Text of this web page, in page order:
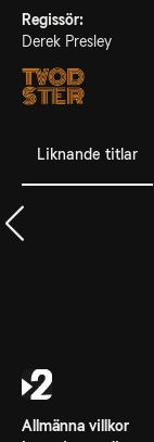
Regissör:
Derek Presley
Liknande titlar
Allmänna villkor